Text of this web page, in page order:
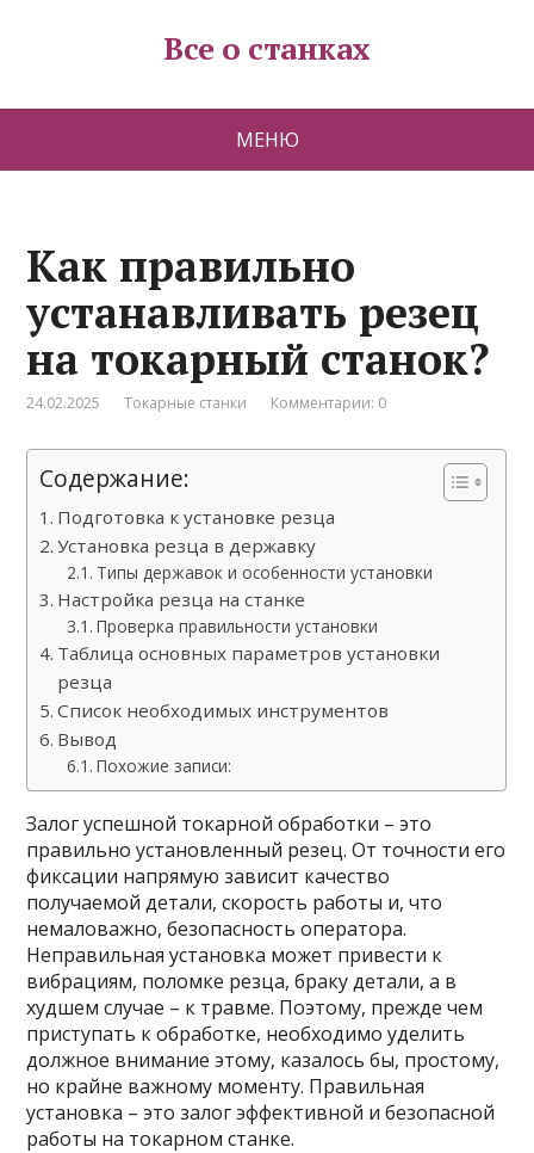
Все о станках
МЕНЮ
Как правильно
устанавливать резец
на токарный станок?
24.02.2025 Токарные станки Комментарии: 0
Содержание:
Подготовка к установке резца
Установка резца в державку
Типы державок и особенности установки
Настройка резца на станке
Проверка правильности установки
Таблица основных параметров установки
резца
Список необходимых инструментов
Вывод
Похожие записи:
Залог успешной токарной обработки – это
правильно установленный резец. От точности его
фиксации напрямую зависит качество
получаемой детали, скорость работы и, что
немаловажно, безопасность оператора.
Неправильная установка может привести к
вибрациям, поломке резца, браку детали, а в
худшем случае – к травме. Поэтому, прежде чем
приступать к обработке, необходимо уделить
должное внимание этому, казалось бы, простому,
но крайне важному моменту. Правильная
установка – это залог эффективной и безопасной
работы на токарном станке.